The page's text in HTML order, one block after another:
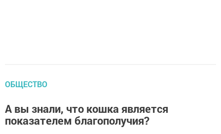
ОБЩЕСТВО
А вы знали, что кошка является
показателем благополучия?